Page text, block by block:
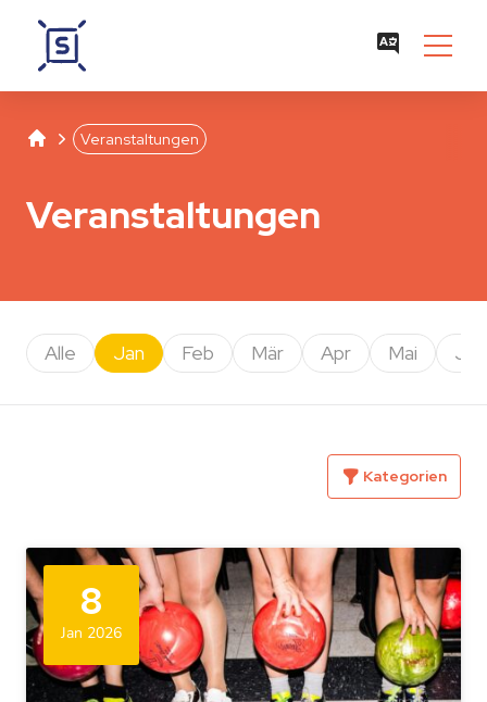
Studentenwerk Leipzig
SeparatorVeranstaltungen
Veranstaltungen
Alle Jan Feb Mär Apr Mai Jun
Kategorien
8
Jan 2026